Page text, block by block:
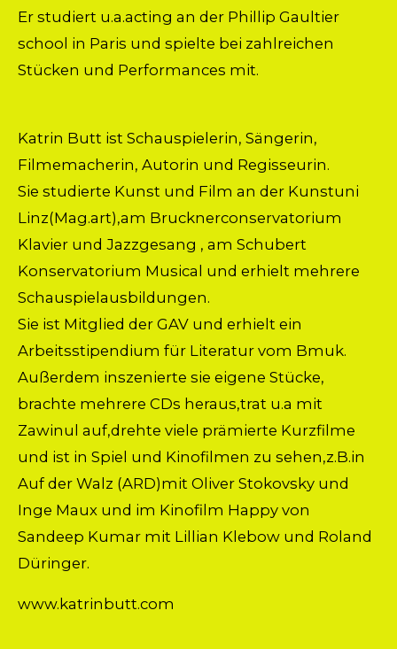
Er studiert u.a.acting an der Phillip Gaultier
school in Paris und spielte bei zahlreichen
Stücken und Performances mit.
Katrin Butt ist Schauspielerin, Sängerin,
Filmemacherin, Autorin und Regisseurin.
Sie studierte Kunst und Film an der Kunstuni
Linz(Mag.art),am Brucknerconservatorium
Klavier und Jazzgesang , am Schubert
Konservatorium Musical und erhielt mehrere
Schauspielausbildungen.
Sie ist Mitglied der GAV und erhielt ein
Arbeitsstipendium für Literatur vom Bmuk.
Außerdem inszenierte sie eigene Stücke,
brachte mehrere CDs heraus,trat u.a mit
Zawinul auf,drehte viele prämierte Kurzfilme
und ist in Spiel und Kinofilmen zu sehen,z.B.in
Auf der Walz (ARD)mit Oliver Stokovsky und
Inge Maux und im Kinofilm Happy von
Sandeep Kumar mit Lillian Klebow und Roland
Düringer.
www.katrinbutt.com